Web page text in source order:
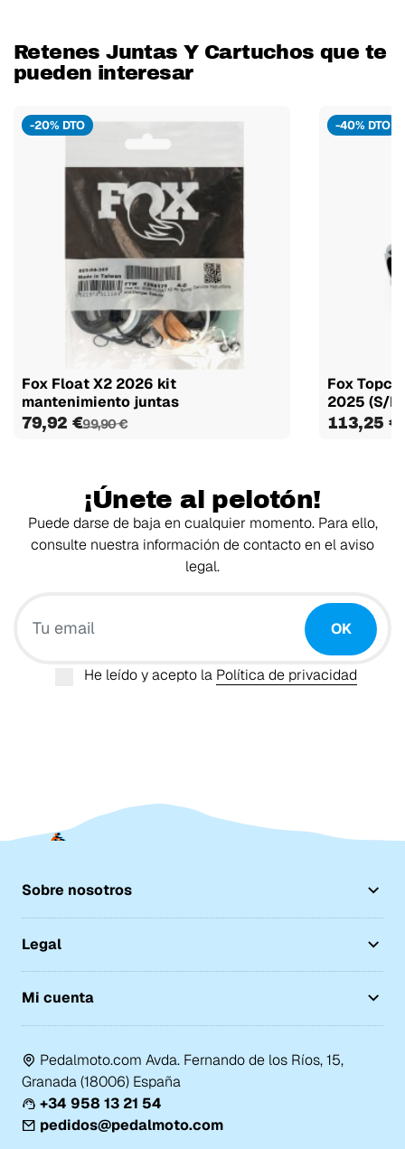
Retenes Juntas Y Cartuchos que te
pueden interesar
-20% DTO
Fox Float X2 2026 kit
mantenimiento juntas
79,92 €99,90 €
-40% DTO
Fox
2025 (S/
113,25 €
¡Únete al pelotón!
Puede darse de baja en cualquier momento. Para ello,
consulte nuestra información de contacto en el aviso
legal.
OK
He leído y acepto la Política de privacidad
Sobre nosotros
Legal
Mi cuenta
Pedalmoto.com Avda. Fernando de los Ríos, 15,
Granada (18006) España
+34 958 13 21 54
pedidos@pedalmoto.com